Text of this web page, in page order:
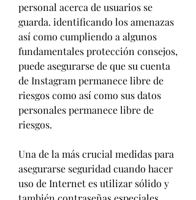
personal acerca de usuarios se
guarda. identificando los amenazas
así como cumpliendo a algunos
fundamentales protección consejos,
puede asegurarse de que su cuenta
de Instagram permanece libre de
riesgos como así como sus datos
personales permanece libre de
riesgos.
Una de la más crucial medidas para
asegurarse seguridad cuando hacer
uso de Internet es utilizar sólido y